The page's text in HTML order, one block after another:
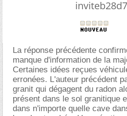
La réponse précédente
manque d'information de la
Certaines idées reçues
erronées. L'auteur précédent
granit qui dégagent du radon
présent dans le sol granitique
dans n'importe quelle cave